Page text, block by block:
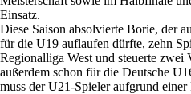
Einsatz.
Diese Saison absolvierte Borie, der
für die U19 auflaufen dürfte, zehn
Regionalliga West und steuerte zwei
außerdem schon für die Deutsche
muss der U21-Spieler aufgrund